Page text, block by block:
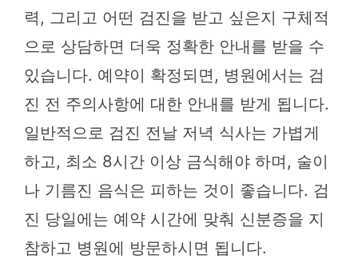
력, 그리고 어떤 검진을 받고 싶은지 구체적
으로 상담하면 더욱 정확한 안내를 받을 수
있습니다. 예약이 확정되면, 병원에서는 검
진 전 주의사항에 대한 안내를 받게 됩니다.
일반적으로 검진 전날 저녁 식사는 가볍게
하고, 최소 8시간 이상 금식해야 하며, 술이
나 기름진 음식은 피하는 것이 좋습니다. 검
진 당일에는 예약 시간에 맞춰 신분증을 지
참하고 병원에 방문하시면 됩니다.